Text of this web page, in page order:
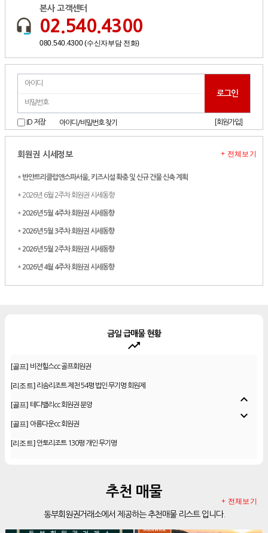
본사 고객센터
02.540.4300
080.540.4300 (수신자부담 전화)
ID 저장 아이디/비밀번호 찾기 [회원가입]
회원권 시세정보
* 반얀트리클럽앤스파서울, 키즈시설 확충 및 신규 건물 신축 계획
* 2026년 6월 2주차 회원권 시세동향
* 2026년 5월 4주차 회원권 시세동향
* 2026년 5월 3주차 회원권 시세동향
* 2026년 5월 2주차 회원권 시세동향
* 2026년 4월 4주차 회원권 시세동향
+ 전체보기
금일 급매물 현황
trending_up
한화리조트 스위트 회원제 무기명
소노 이그젝큐티브 회원제 무기명
[리조트]소노호텔앤리조트 로얄 회원제 기명
expand_less
expand_more
추천 매물
동부회원권거래소에서 제공하는 추천매물 리스트 입니다.
+ 전체보기